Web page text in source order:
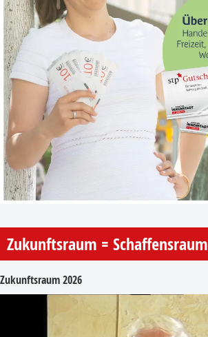
Zukunftsraum = Schaffensraum
Zukunftsraum 2026